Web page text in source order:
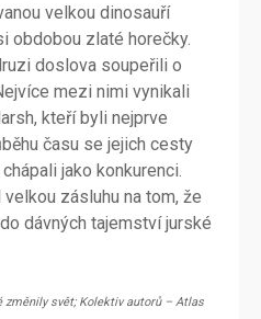
velkou dinosauří
obdobou zlaté horečky.
doslova soupeřili o
mezi nimi vynikali
kteří byli nejprve
času se jejich cesty
jako konkurenci.
zásluhu na tom, že
dávných tajemství jurské
změnily svět; Kolektiv autorů – Atlas